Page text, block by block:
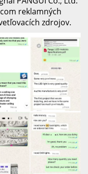
reklamných
zdrojov.